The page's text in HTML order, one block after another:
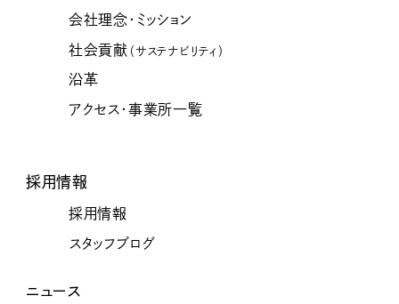
会社理念・ミッション
社会貢献 （サステナビリティ）
沿革
アクセス・事業所一覧
採用情報
採用情報
スタッフブログ
ニュース